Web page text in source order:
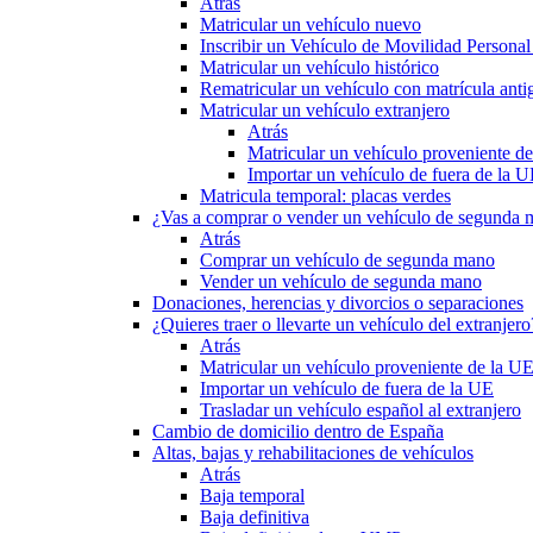
Matricular un vehículo nuevo
Inscribir un Vehículo de Movilidad
Matricular un vehículo histórico
Rematricular un vehículo con matrícula
Matricular un vehículo extranjero
Atrás
Matricular un vehículo proveniente
Importar un vehículo de fuera de la
Matricula temporal: placas verdes
¿Vas a comprar o vender un vehículo de segunda
Atrás
Comprar un vehículo de segunda mano
Vender un vehículo de segunda mano
Donaciones, herencias y divorcios o separaciones
¿Quieres traer o llevarte un vehículo del
Atrás
Matricular un vehículo proveniente de la UE
Importar un vehículo de fuera de la UE
Trasladar un vehículo español al extranjero
Cambio de domicilio dentro de España
Altas, bajas y rehabilitaciones de vehículos
Atrás
Baja temporal
Baja definitiva